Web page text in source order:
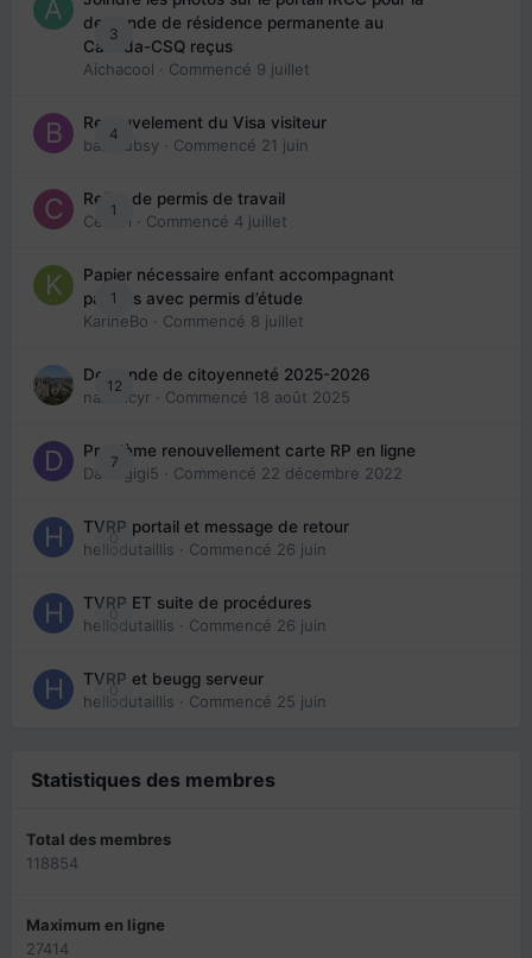
3
demande de résidence permanente au
Canada-CSQ reçus
Aichacool · Commencé 9 juillet
4
Renouvelement du Visa visiteur
babibubsy · Commencé 21 juin
1
Refus de permis de travail
Cedbri · Commencé 4 juillet
1
Papier nécessaire enfant accompagnant
parents avec permis d’étude
KarineBo · Commencé 8 juillet
12
Demande de citoyenneté 2025-2026
nanancyr · Commencé 18 août 2025
7
Problème renouvellement carte RP en ligne
Davidgigi5 · Commencé 22 décembre 2022
0
TVRP portail et message de retour
hellodutaillis · Commencé 26 juin
0
TVRP ET suite de procédures
hellodutaillis · Commencé 26 juin
0
TVRP et beugg serveur
hellodutaillis · Commencé 25 juin
Statistiques des membres
Total des membres
118854
Maximum en ligne
27414